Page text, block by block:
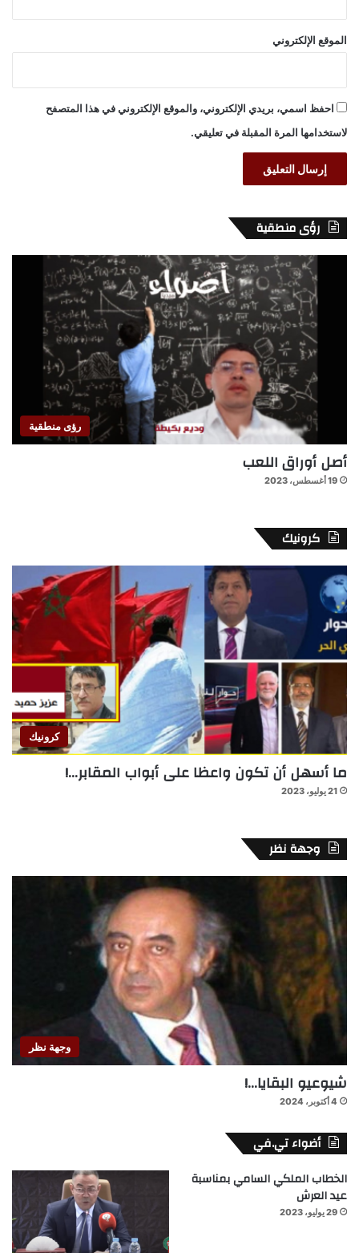
الموقع الإلكتروني
احفظ اسمي، بريدي الإلكتروني، والموقع الإلكتروني في هذا المتصفح
لاستخدامها المرة المقبلة في تعليقي.
رؤى منطقية
رؤى منطقية
أصل أوراق اللعب
19 أغسطس، 2023
كرونيك
كرونيك
ما أسهل أن تكون واعظا على أبواب المقابر…!
21 يوليو، 2023
وجهة نظر
وجهة نظر
شيوعيو البقايا…!
4 أكتوبر، 2024
أضواء تي.في
الخطاب الملكي السامي بمناسبة
عيد العرش
29 يوليو، 2023